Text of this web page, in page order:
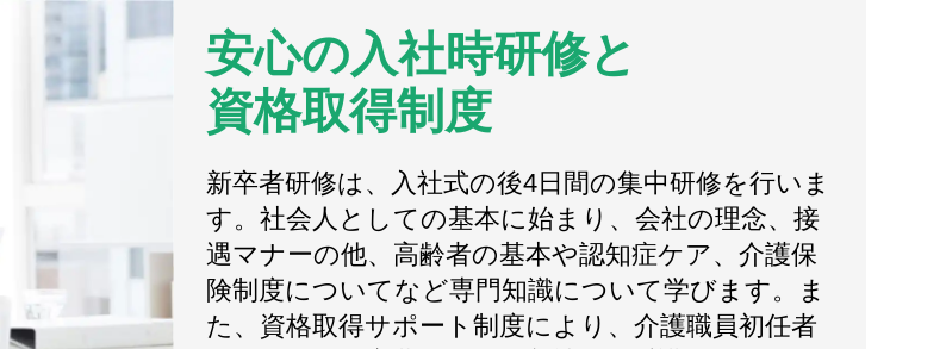
安心の入社時研修と
資格取得制度
新卒者研修は、入社式の後4日間の集中研修を行いま
す。社会人としての基本に始まり、会社の理念、接
遇マナーの他、高齢者の基本や認知症ケア、介護保
険制度についてなど専門知識について学びます。ま
た、資格取得サポート制度により、介護職員初任者